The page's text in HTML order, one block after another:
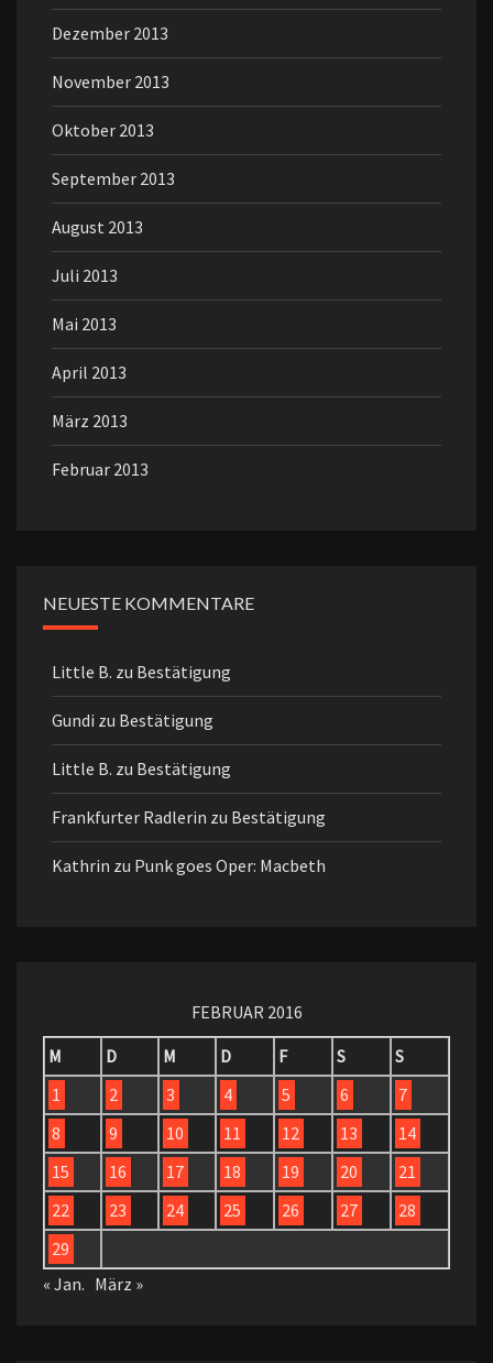
Dezember 2013
November 2013
Oktober 2013
September 2013
August 2013
Juli 2013
Mai 2013
April 2013
März 2013
Februar 2013
NEUESTE KOMMENTARE
Little B. zu Bestätigung
Gundi zu Bestätigung
Little B. zu Bestätigung
Frankfurter Radlerin zu Bestätigung
Kathrin zu Punk goes Oper: Macbeth
FEBRUAR 2016
M
D M D F S
S
1
2 3 4 5 6
7
8
9 10 11 12 13
14
15
16 17 18 19 20
21
22
23 24 25 26 27
28
29
« Jan. März »